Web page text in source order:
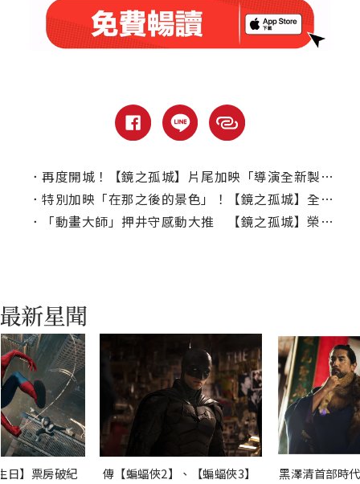
． 再度開城！【鏡之孤城】片尾加映「導演全新製作完全原創特別映像」
． 特別加映「在那之後的景色」！【鏡之孤城】全台票房破1450萬
．
「動畫大師」押井守感動大推 【鏡之孤城】榮獲日本奧斯卡「優秀動畫作品」獎
日】票房破紀
傳【蝙蝠俠2】、【蝙蝠俠3】
黑澤清首部時